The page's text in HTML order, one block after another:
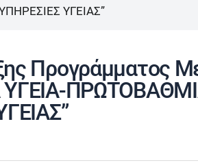
ΥΓΕΙΑΣ”
Προγράμματος